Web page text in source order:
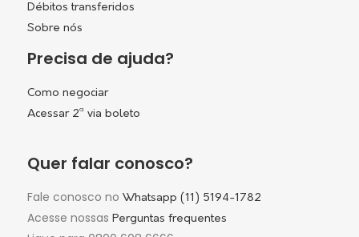
Débitos transferidos
Sobre nós
Precisa de ajuda?
Como negociar
Acessar 2ª via boleto
Quer falar conosco?
Fale conosco no Whatsapp (11) 5194-1782
Acesse nossas Perguntas frequentes